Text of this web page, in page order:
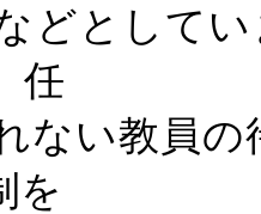
どとして
任
ない教員
を